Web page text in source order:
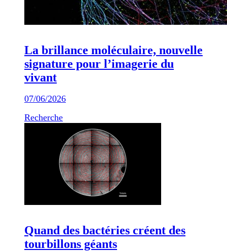
La brillance moléculaire, nouvelle
signature pour l’imagerie du
vivant
07/06/2026
Recherche
Quand des bactéries créent des
tourbillons géants